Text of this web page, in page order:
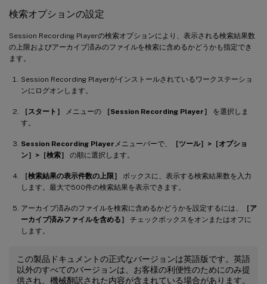
検索オプションの設定
Session Recording Playerの検索オプションにより、表示される検索結果数
の上限およびアーカイブ済みのファイルを検索に含めるかどうかも指定でき
ます。
Session Recording Playerがインストールされているワークステーショ
ンにログオンします。
［スタート］ メニューの ［Session Recording Player］
を選択しま
す。
Session Recording Player メニューバーで、
［ツール］>［オプショ
ン］>［検索］
の順に選択します。
［検索結果の表示件数の上限］
ボックスに、表示する検索結果数を入力
します。最大で500件の検索結果を表示できます。
アーカイブ済みのファイルを検索に含めるかどうかを設定するには、
［ア
ーカイブ済みファイルを含める］
チェックボックスをオンまたはオフに
します。
この製品ドキュメントの正式なバージョンは英語版です。英語
以外のすべてのバージョンは、お客様の利便性のためにのみ提
供され、機械翻訳された内容が含まれている場合があります。